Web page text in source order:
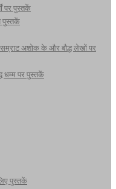
पर पुस्तकें
पुस्तकें
सम्राट अशोक के और बौद्ध लेखों पर
धम्म पर पुस्तकें
पुस्तकें